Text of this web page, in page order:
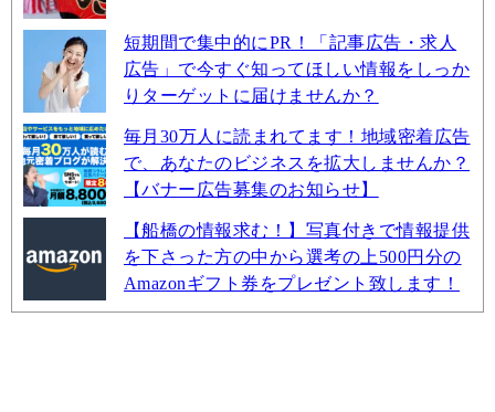
短期間で集中的にPR！「記事広告・求人
広告」で今すぐ知ってほしい情報をしっか
りターゲットに届けませんか？
毎月30万人に読まれてます！地域密着広告
で、あなたのビジネスを拡大しませんか？
【バナー広告募集のお知らせ】
【船橋の情報求む！】写真付きで情報提供
を下さった方の中から選考の上500円分の
Amazonギフト券をプレゼント致します！